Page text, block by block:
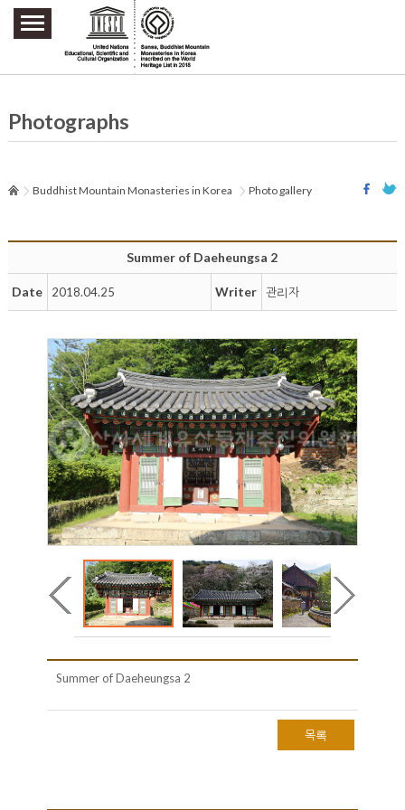
주요메뉴 바로가기
본문 바로가기
하단메뉴 바로가기
Photographs
Buddhist Mountain Monasteries in Korea Photo gallery
Summer of Daeheungsa 2
Date 2018.04.25 Writer 관리자
Summer of Daeheungsa 2
목록